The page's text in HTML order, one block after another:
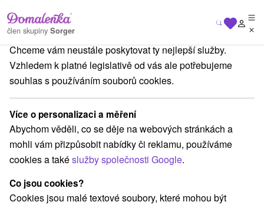
člen skupiny Sorger
Slovensku Stredné Slovensko Žilinský kraj Liptovská Štiavnica
Ubytování Liptovská Štiavnica
Kategorie
Všechny kategorie
Drevenice(7)
Vyberte lokalitu nebo termín
Na vašem soukromí nám záleží
Chceme vám neustále poskytovat ty nejlepší služby.
Vzhledem k platné legislativě od vás ale potřebujeme
souhlas s používáním souborů cookies.
Více o personalizaci a měření
Abychom věděli, co se děje na webových stránkách a
mohli vám přizpůsobit nabídky či reklamu, používáme
cookies a takéslužby společnosti Google.
Co jsou cookies?
Cookies jsou malé textové soubory, které mohou být